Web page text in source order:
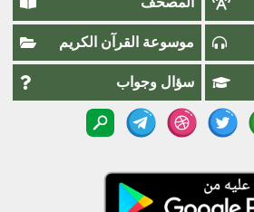
موسوعة القرآن الكريم
سؤال وجواب